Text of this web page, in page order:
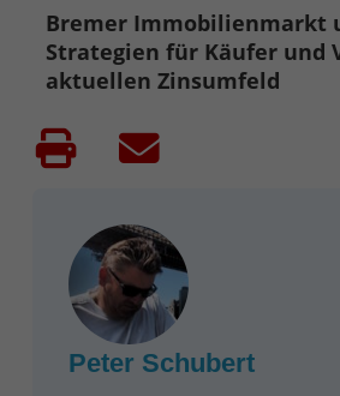
Bremer Immobilienmarkt
Strategien für Käufer und
aktuellen Zinsumfeld
Peter Schubert